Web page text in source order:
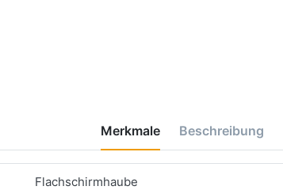
Merkmale Beschreibung
Flachschirmhaube